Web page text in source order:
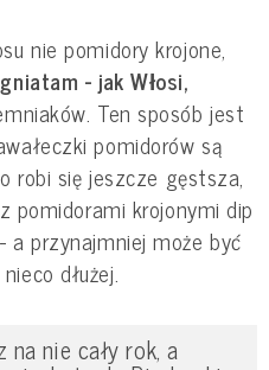
nie pomidory krojone,
- jak Włosi,
Ten sposób jest
pomidorów są
robi się jeszcze gęstsza,
pomidorami krojonymi dip
przynajmniej może być
dłużej.
na nie cały rok, a